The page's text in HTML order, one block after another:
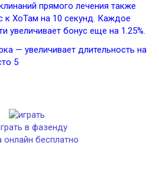
прямого лечения также
к ХоТам на 10 секунд. Каждое
увеличивает бонус еще на 1.25%.
— увеличивает длительность на
5